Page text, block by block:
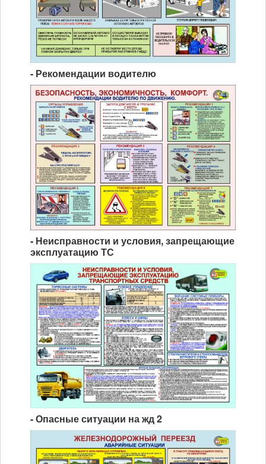
- Рекомендации водителю
- Неисправности и условия, запрещающие
эксплуатацию ТС
- Опасные ситуации на жд 2